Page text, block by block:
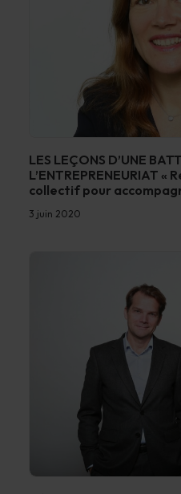
LES LEÇONS D’UNE
L’ENTREPRENEURIAT
collectif pour
3 juin 2020